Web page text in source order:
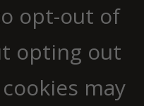
opt-out of
opting out
may